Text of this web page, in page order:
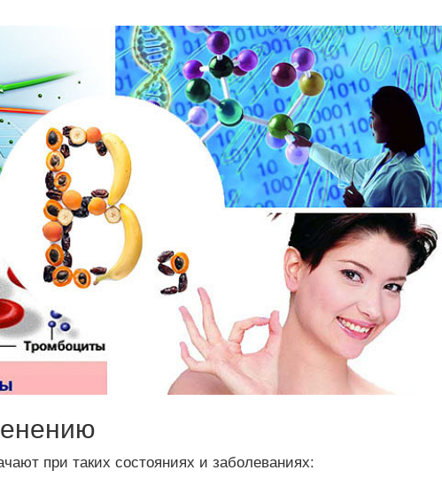
при таких состояниях и заболеваниях: